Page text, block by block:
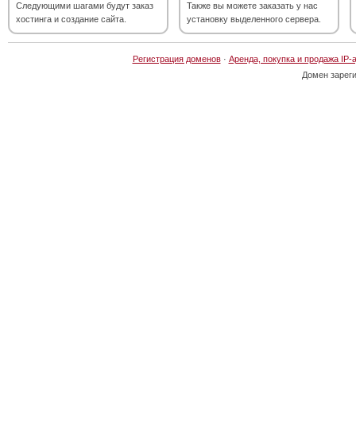
Следующими шагами будут заказ
хостинга и создание сайта.
Также вы можете заказать у нас
установку выделенного сервера.
Регистрация доменов· Аренда, покупка и продажа IP-
Домен